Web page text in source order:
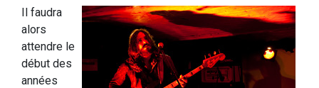
Il faudra
alors
attendre le
début des
années